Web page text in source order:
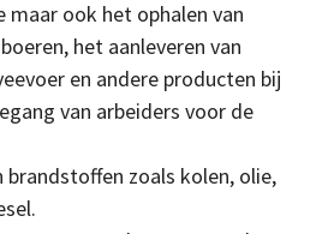
maar ook het ophalen van
het aanleveren van
en andere producten bij
van arbeiders voor de
brandstoffen zoals kolen, olie,